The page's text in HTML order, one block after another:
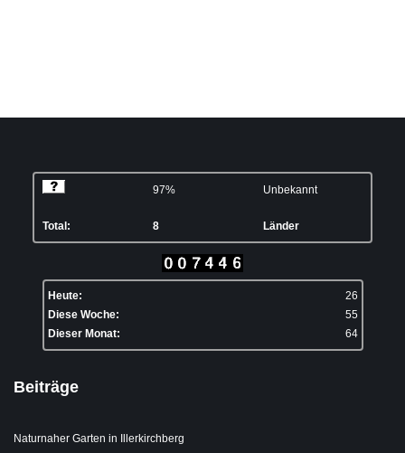
97% Unbekannt
Total: 8 Länder
Heute:
26
Diese Woche:
55
Dieser Monat:
64
Beiträge
Naturnaher Garten in Illerkirchberg